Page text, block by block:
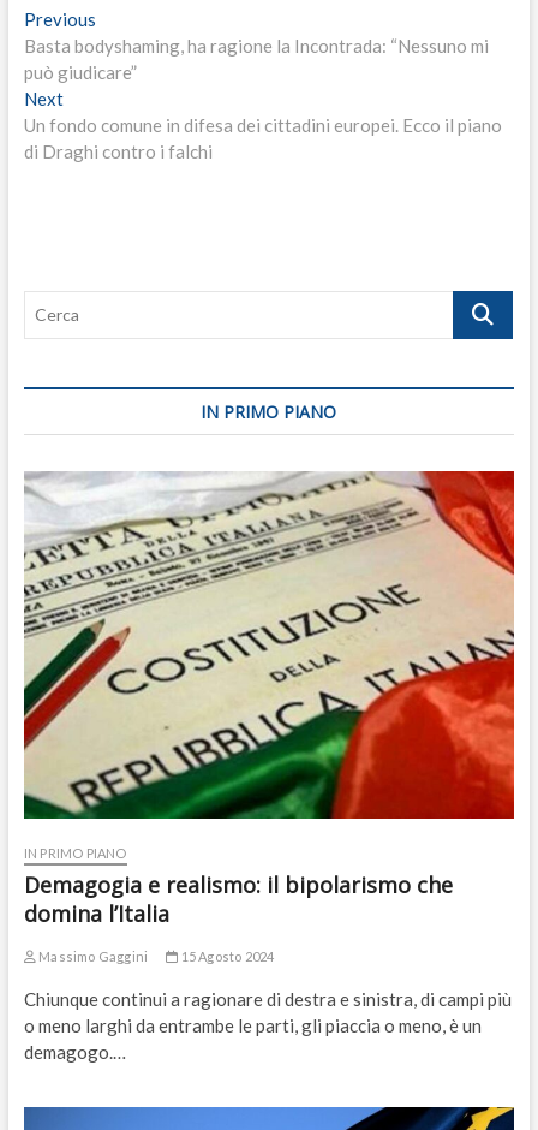
Navigazione
articoli
PreviousPrevious
post:
Basta bodyshaming, ha ragione la Incontrada: “Nessuno mi
può giudicare”
NextNext
post:
Un fondo comune in difesa dei cittadini europei. Ecco il piano
di Draghi contro i falchi
Cerca
IN PRIMO PIANO
IN PRIMO PIANO
Demagogia e realismo: il bipolarismo che
domina l’Italia
Massimo Gaggini 15 Agosto 2024
Chiunque continui a ragionare di destra e sinistra, di campi più
o meno larghi da entrambe le parti, gli piaccia o meno, è un
demagogo.…